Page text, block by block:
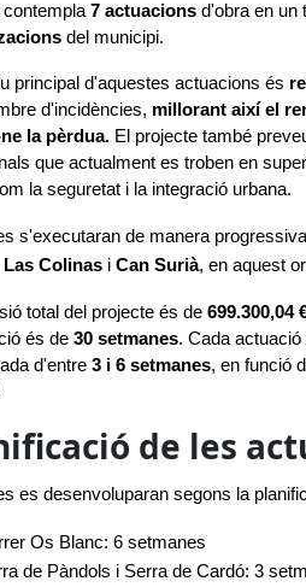
contempla 7 actuacions d'obra en un
del municipi.
principal d'aquestes actuacions és
d'incidències, millorant així el
la pèrdua. El projecte també
que actualment es troben en
la seguretat i la integració urbana.
s'executaran de manera
Las Colinas i Can Surià, en aquest
total del projecte és de 699.300,04
és de 30 setmanes. Cada
d'entre 3 i 6 setmanes, en funció
de les
es desenvoluparan segons la
Os Blanc: 6 setmanes
de Pàndols i Serra de Cardó: 3